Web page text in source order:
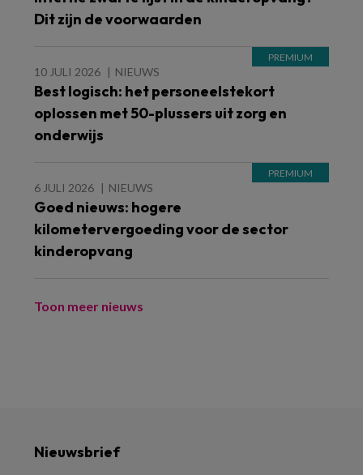
Dit zijn de voorwaarden
10 JULI 2026 NIEUWS
Best logisch: het personeelstekort
oplossen met 50-plussers uit zorg en
onderwijs
6 JULI 2026 NIEUWS
Goed nieuws: hogere
kilometervergoeding voor de sector
kinderopvang
Toon meer nieuws
Nieuwsbrief